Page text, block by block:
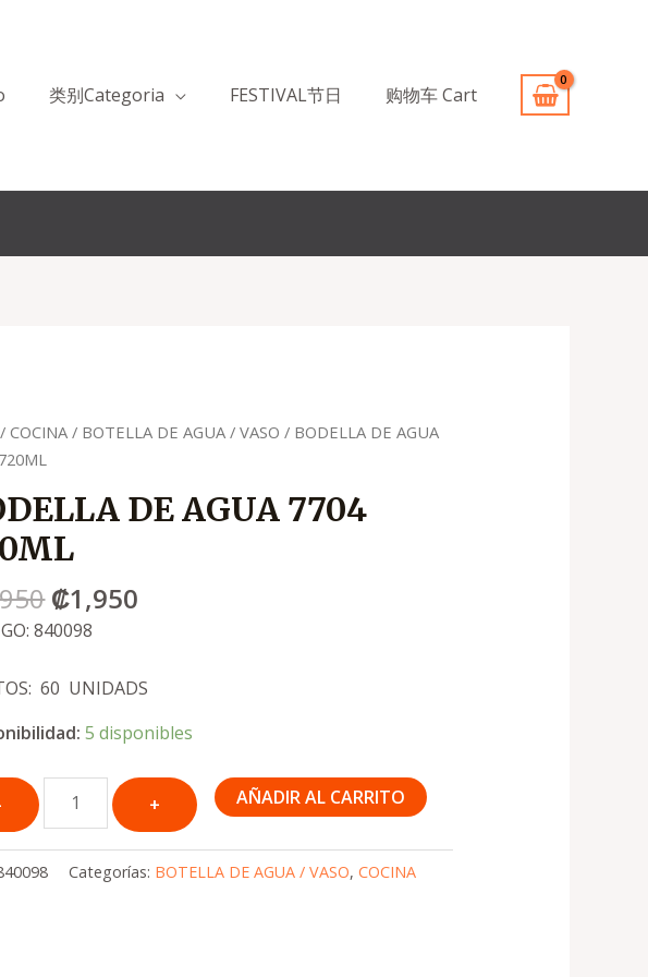
类别Categoria FESTIVAL节日 购物车 Cart
/ COCINA / BOTELLA DE AGUA / VASO / BODELLA DE AGUA
DE AGUA 7704
El
era:
.
₡2,950
₡1,950
El
es:
840098
60 UNIDADS
5 disponibles
AÑADIR AL CARRITO
Categorías: BOTELLA DE AGUA / VASO,COCINA